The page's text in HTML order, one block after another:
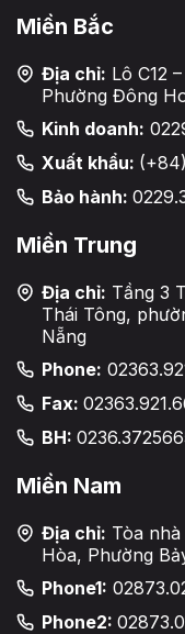
Miền Bắc
Địa chỉ: Lô C12
Phường Đông
Kinh doanh:
Xuất khẩu:
Bảo hành:
Miền Trung
Địa chỉ: Tầng 3
Thái Tông,
Nẵng
Phone:
Fax:
BH:
Miền Nam
Địa chỉ: Tòa
Hòa, Phường
Phone1:
Phone2: